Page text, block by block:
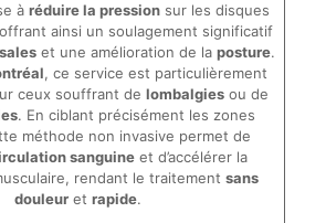
àréduire la pression sur les disques
ainsi un soulagement significatif
et une amélioration de laposture.
, ce service est particulièrement
ceux souffrant delombalgies ou de
. En ciblant précisément les zones
méthode non invasive permet de
sanguine et d’accélérer la
rendant le traitement sans
douleur etrapide.